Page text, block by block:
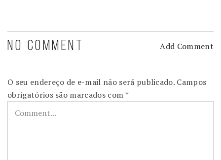
NO COMMENT Add Comment
O seu endereço de e-mail não será publicado. Campos
obrigatórios são marcados com *